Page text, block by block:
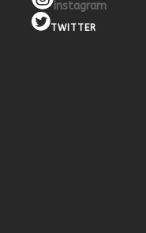
instagram
TWITTER